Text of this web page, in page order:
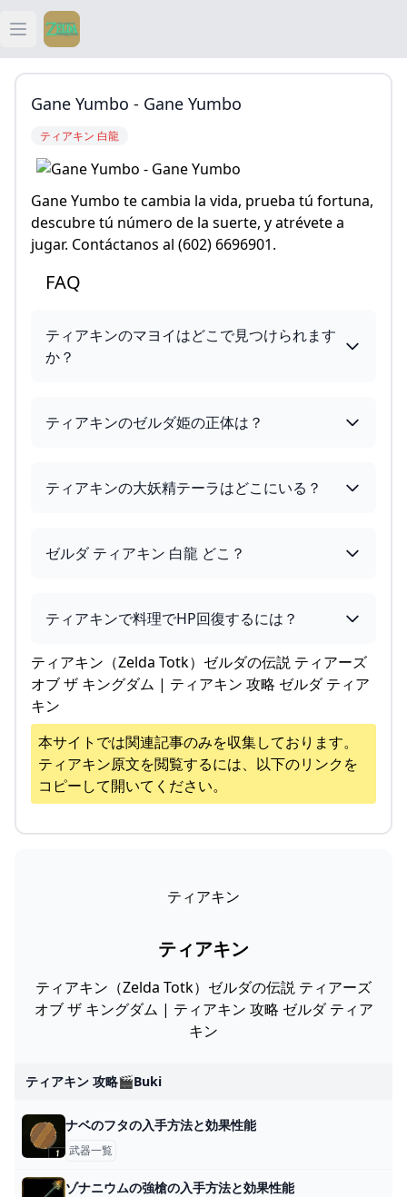
Open main menu
ティアキン
ティアキン 武器
ティアキン 攻略
Gane Yumbo - Gane Yumbo
ティアキン 白龍
Gane Yumbo te cambia la vida, prueba tú fortuna,
descubre tú número de la suerte, y atrévete a
jugar. Contáctanos al (602) 6696901.
FAQ
ティアキンのマヨイはどこで見つけられます
か？
ティアキンのゼルダ姫の正体は？
ティアキンの大妖精テーラはどこにいる？
ゼルダ ティアキン 白龍 どこ？
ティアキンで料理でHP回復するには？
ティアキン（Zelda Totk）ゼルダの伝説 ティアーズ
オブ ザ キングダム | ティアキン 攻略 ゼルダ ティア
キン
本サイトでは関連記事のみを収集しております。
ティアキン原文を閲覧するには、以下のリンクを
コピーして開いてください。
ティアキン
ティアキン
ティアキン（Zelda Totk）ゼルダの伝説 ティアーズ
オブ ザ キングダム | ティアキン 攻略 ゼルダ ティア
キン
ティアキン 攻略🎬buki
ナベのフタの入手方法と効果性能
武器一覧
ゾナニウムの強槍の入手方法と効果性能